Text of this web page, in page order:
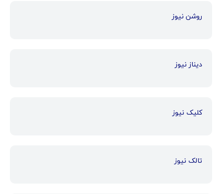
روشن نیوز
دیناز نیوز
کلیک نیوز
تالک نیوز